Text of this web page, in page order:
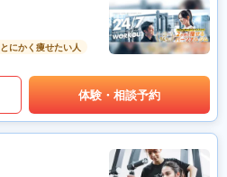
とにかく痩せたい人
体験・相談予約